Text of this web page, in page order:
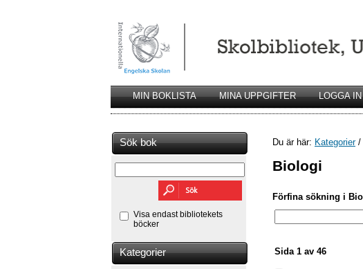
MIN BOKLISTA MINA UPPGIFTER LOGGA IN
Sök bok
Visa endast bibliotekets
böcker
Kategorier
Du är här: Kategorier/
Biologi
Förfina sökning i
Sida 1 av 46